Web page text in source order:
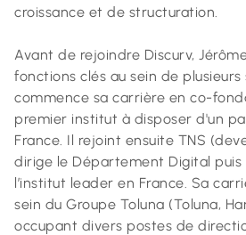
croissance et de structuration.
Avant de rejoindre Discurv,
fonctions clés au sein de
commence sa carrière en co-
premier institut à disposer d'un
France. Il rejoint ensuite TNS
dirige le Département Digital puis
l’institut leader en France. Sa
sein du Groupe Toluna (Toluna,
occupant divers postes de